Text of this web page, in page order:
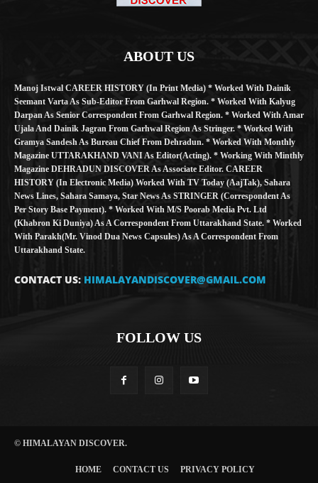
ABOUT US
Manoj Istwal CAREER HISTORY (in Print Media) * Worked With Dainik
Seemant Varta As Sub-Editor From Garhwal Region. * Worked With Kalyug
Darpan As Senior Correspondent From Garhwal Region. * Worked With Amar
Ujala And Dainik Jagran From Garhwal Region As Stringer. * Worked With
Gramya Sandesh As Bureau Chief From Dehradun. * Worked With Monthly
Magazine UTTARAKHAND VANI As Editor(Acting). * Working With Minthly
Magazine DEHRADUN DISCOVER As Associate Editor. CAREER
HISTORY (in Electronic Media) Worked With TV Today (AajTak), Sahara
News Lines, Sahara Samaya, Star News As STRINGER (Correspondent As
Per Story Base Payment). * Worked With M/S Poorab Media Pvt. Ltd
(Khabron Ki Duniya) As A Correspondent From Uttarakhand State. * Worked
With Parakh(Mr. Vinod Dua News Capsules) As A Correspondent From
Uttarakhand State.
CONTACT US: HIMALAYANDISCOVER@GMAIL.COM
FOLLOW US
© HIMALAYAN DISCOVER.
HOME CONTACT US PRIVACY POLICY